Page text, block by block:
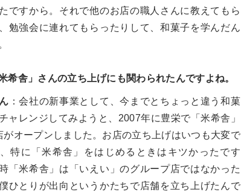
ですから。それで他のお店の職人さんに教えてもら
勉強会に連れてもらったりして、和菓子を学んだん
舎」さんの立ち上げにも関わられたんですよね。
：会社の新事業として、今までとちょっと違う和菓
ャレンジしてみようと、2007年に豊栄で「米希舎」
がオープンしました。お店の立ち上げはいつも大変で
特に「米希舎」をはじめるときはキツかったです
「米希舎」は「いえい」のグループ店ではなかった
ひとりが出向というかたちで店舗を立ち上げたんで